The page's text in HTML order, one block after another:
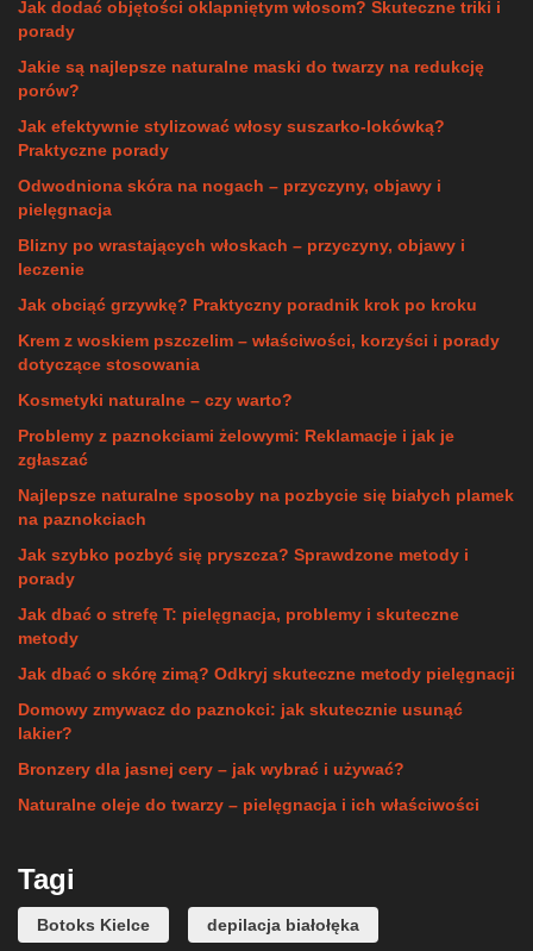
Jak dodać objętości oklapniętym włosom? Skuteczne triki i
porady
Jakie są najlepsze naturalne maski do twarzy na redukcję
porów?
Jak efektywnie stylizować włosy suszarko-lokówką?
Praktyczne porady
Odwodniona skóra na nogach – przyczyny, objawy i
pielęgnacja
Blizny po wrastających włoskach – przyczyny, objawy i
leczenie
Jak obciąć grzywkę? Praktyczny poradnik krok po kroku
Krem z woskiem pszczelim – właściwości, korzyści i porady
dotyczące stosowania
Kosmetyki naturalne – czy warto?
Problemy z paznokciami żelowymi: Reklamacje i jak je
zgłaszać
Najlepsze naturalne sposoby na pozbycie się białych plamek
na paznokciach
Jak szybko pozbyć się pryszcza? Sprawdzone metody i
porady
Jak dbać o strefę T: pielęgnacja, problemy i skuteczne
metody
Jak dbać o skórę zimą? Odkryj skuteczne metody pielęgnacji
Domowy zmywacz do paznokci: jak skutecznie usunąć
lakier?
Bronzery dla jasnej cery – jak wybrać i używać?
Naturalne oleje do twarzy – pielęgnacja i ich właściwości
Tagi
Botoks Kielce depilacja białołęka